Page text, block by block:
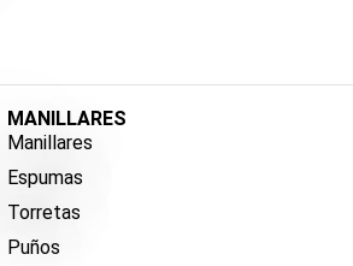
MANILLARES
Manillares
Espumas
Torretas
Puños